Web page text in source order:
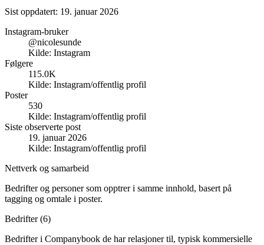
Sist oppdatert: 19. januar 2026
Instagram-bruker
@nicolesunde
Kilde: Instagram
Følgere
115.0K
Kilde: Instagram/offentlig profil
Poster
530
Kilde: Instagram/offentlig profil
Siste observerte post
19. januar 2026
Kilde: Instagram/offentlig profil
Nettverk og samarbeid
Bedrifter og personer som opptrer i samme innhold, basert på
tagging og omtale i poster.
Bedrifter (6)
Bedrifter i Companybook de har relasjoner til, typisk kommersielle